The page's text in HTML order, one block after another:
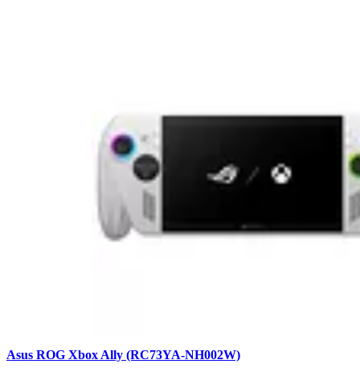
Asus ROG Xbox Ally (RC73YA-NH002W)